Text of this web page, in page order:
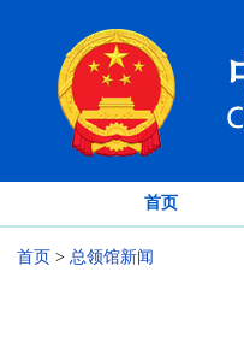
首页
首页 > 总领馆新闻